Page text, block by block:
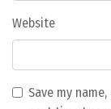
Website
Save my